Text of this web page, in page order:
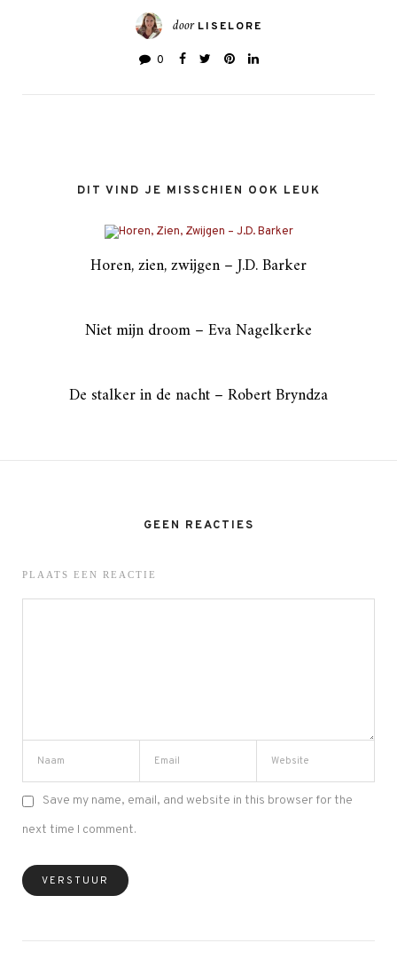
door LISELORE
0
DIT VIND JE MISSCHIEN OOK LEUK
Horen, zien, zwijgen – J.D. Barker
Niet mijn droom – Eva Nagelkerke
De stalker in de nacht – Robert Bryndza
GEEN REACTIES
PLAATS EEN REACTIE
Save my name, email, and website in this browser for the
next time I comment.